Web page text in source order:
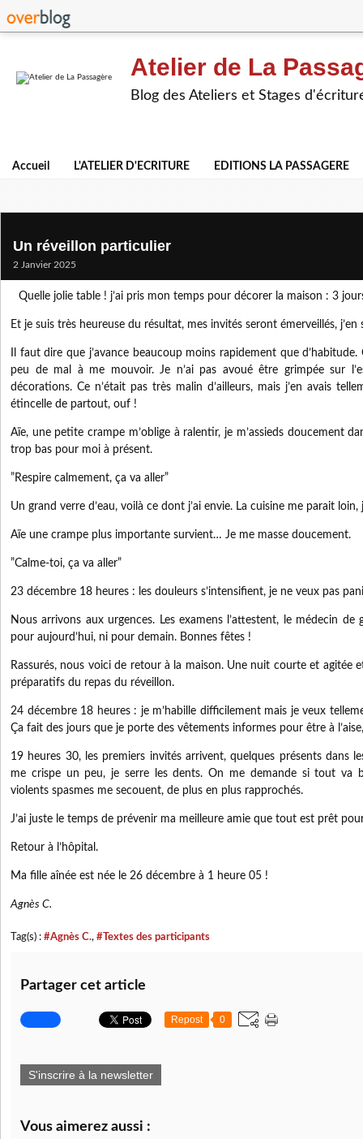
Atelier de La
Blog des Ateliers et Stages
Accueil L'ATELIER D'ECRITURE EDITIONS LA PASSAGERE
Un réveillon particulier
2 Janvier 2025
Quelle jolie table ! j’ai pris mon temps pour décorer la maison : 3
Et je suis très heureuse du résultat, mes invités seront émerveillés, j’en
Il faut dire que j’avance beaucoup moins rapidement que d’habitude.
peu de mal à me mouvoir. Je n’ai pas avoué être grimpée sur
décorations. Ce n’était pas très malin d’ailleurs, mais j’en avais
étincelle de partout, ouf !
Aïe, une petite crampe m’oblige à ralentir, je m’assieds doucement
trop bas pour moi à présent.
”Respire calmement, ça va aller”
Un grand verre d’eau, voilà ce dont j’ai envie. La cuisine me parait loin,
Aïe une crampe plus importante survient… Je me masse doucement.
”Calme-toi, ça va aller”
23 décembre 18 heures : les douleurs s’intensifient, je ne veux pas
Nous arrivons aux urgences. Les examens l’attestent, le médecin de
pour aujourd’hui, ni pour demain. Bonnes fêtes !
Rassurés, nous voici de retour à la maison. Une nuit courte et agitée
préparatifs du repas du réveillon.
24 décembre 18 heures : je m’habille difficilement mais je veux
Ça fait des jours que je porte des vêtements informes pour être à
19 heures 30, les premiers invités arrivent, quelques présents dans
me crispe un peu, je serre les dents. On me demande si tout va
violents spasmes me secouent, de plus en plus rapprochés.
J’ai juste le temps de prévenir ma meilleure amie que tout est prêt
Retour à l’hôpital.
Ma fille aînée est née le 26 décembre à 1 heure 05 !
Agnès C.
Tag(s) : #Agnès C., #Textes des participants
Partager cet article
Repost 0
S'inscrire à la newsletter
Vous aimerez aussi :